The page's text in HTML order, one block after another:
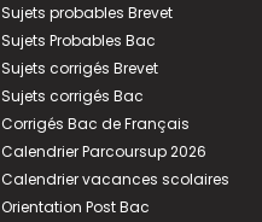
Sujets probables Brevet
Sujets Probables Bac
Sujets corrigés Brevet
Sujets corrigés Bac
Corrigés Bac de Français
Calendrier Parcoursup 2026
Calendrier vacances scolaires
Orientation Post Bac